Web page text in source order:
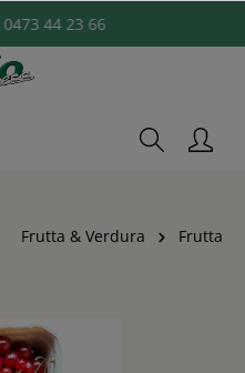
0473 44 23 66
Frutta & Verdura Frutta